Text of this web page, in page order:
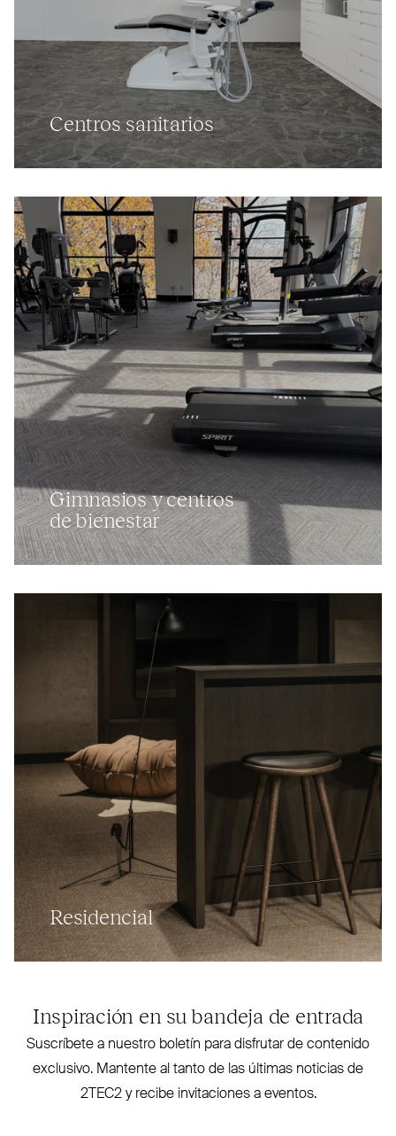
Centros sanitarios
Gimnasios y centros
de bienestar
Residencial
Inspiración en su bandeja de entrada
Sus­críbete a nuestro boletín para disfrutar de contenido
exclusivo. Mantente al tanto de las últimas noticias de
2TEC2y recibe invi­taciones a eventos.